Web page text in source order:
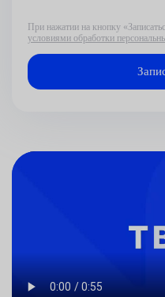
При нажатии на кнопку
условиями обработки